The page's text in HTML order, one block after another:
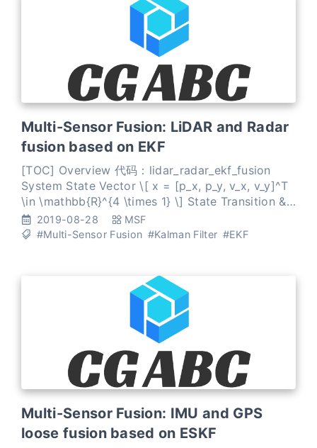
Multi-Sensor Fusion: LiDAR and Radar
fusion based on EKF
[TOC] Overview 代码：lidar_radar_ekf_fusion
System State Vector \[ x = [p_x, p_y, v_x, v_y]^T
\in \mathbb{R}^{4 \times 1} \] State Transition &
Measurement Function State transition function:
\[ x^
2019-08-28
MSF
#Multi-Sensor Fusion #Kalman Filter #EKF
Multi-Sensor Fusion: IMU and GPS
loose fusion based on ESKF